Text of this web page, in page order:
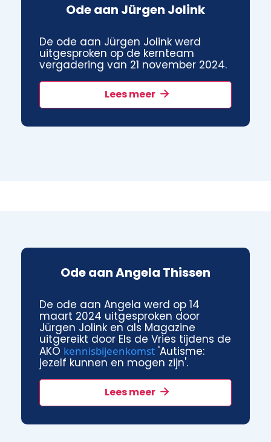
Ode aan Jürgen Jolink
De ode aan Jürgen Jolink werd
uitgesproken op de kernteam
vergadering van 21 november 2024.
Lees meer
Ode aan Angela Thissen
De ode aan Angela werd op 14
maart 2024 uitgesproken door
Jürgen Jolink en als Magazine
uitgereikt door Els de Vries tijdens de
AKO kennisbijeenkomst 'Autisme:
jezelf kunnen en mogen zijn'.
Lees meer